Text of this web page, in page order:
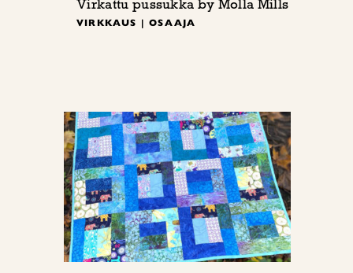
Virkattu pussukka by Molla Mills
VIRKKAUS | OSAAJA